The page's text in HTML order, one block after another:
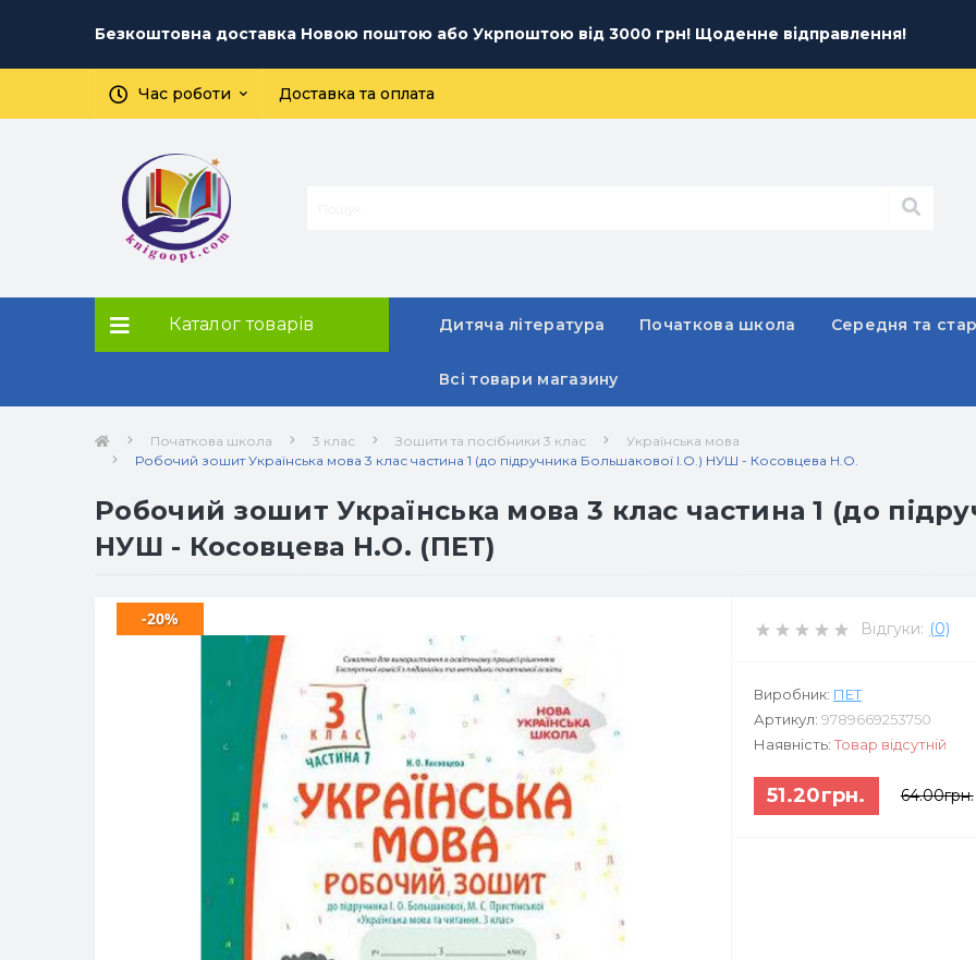
Безкоштовна доставка Новою поштою або Укрпоштою від 3000 грн! Щоденне відправлення!
Час роботи Доставка та оплата
Каталог товарів Дитяча література Початкова школа Середня та
Всі товари магазину
Початкова школа 3 клас Зошити та посібники 3 клас
Українська мова
Робочий зошит Українська мова 3 клас частина 1 (до підручника Большакової І.О.) НУШ - Косовцева Н.О.
Робочий зошит Українська мова 3 клас частина 1 (до
НУШ - Косовцева Н.О. (ПЕТ)
-20% Відгуки: (0)
Виробник: ПЕТ
Артикул: 9789669253750
Наявність: Товар відсутній
51.20грн. 64.00грн.